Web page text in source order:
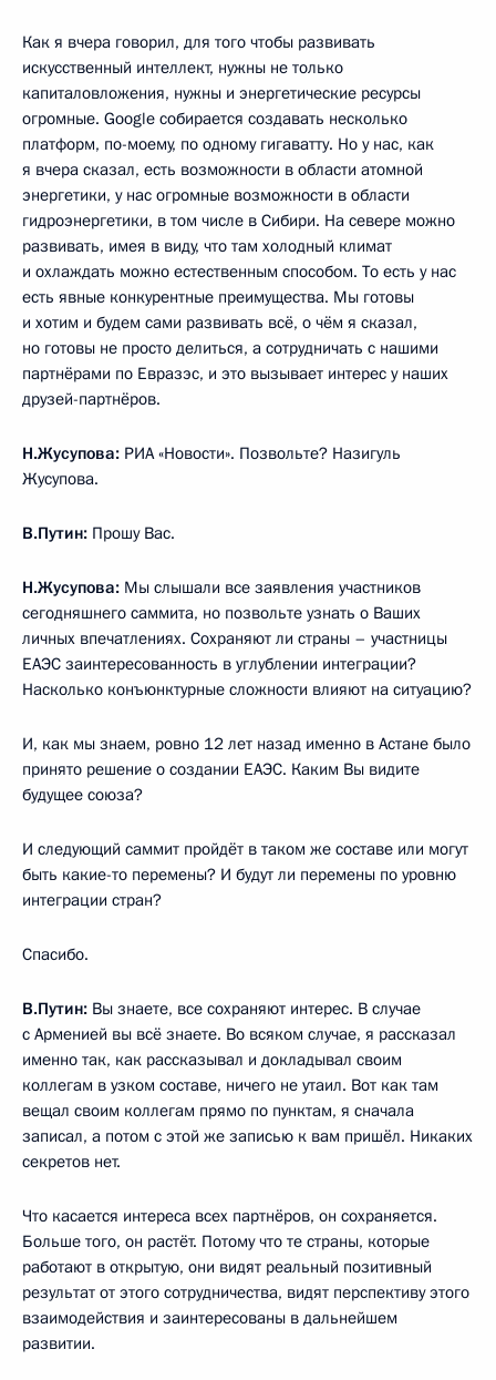
Как я вчера говорил, для того чтобы развивать
искусственный интеллект, нужны не только
капиталовложения, нужны и энергетические ресурсы
огромные. Google собирается создавать несколько
платформ, по-моему, по одному гигаватту. Но у нас, как
я вчера сказал, есть возможности в области атомной
энергетики, у нас огромные возможности в области
гидроэнергетики, в том числе в Сибири. На севере можно
развивать, имея в виду, что там холодный климат
и охлаждать можно естественным способом. То есть у нас
есть явные конкурентные преимущества. Мы готовы
и хотим и будем сами развивать всё, о чём я сказал,
но готовы не просто делиться, а сотрудничать с нашими
партнёрами по Евразэс, и это вызывает интерес у наших
друзей-партнёров.
Н.Жусупова: РИА «Новости». Позвольте? Назигуль
Жусупова.
В.Путин: Прошу Вас.
Н.Жусупова: Мы слышали все заявления участников
сегодняшнего саммита, но позвольте узнать о Ваших
личных впечатлениях. Сохраняют ли страны – участницы
ЕАЭС заинтересованность в углублении интеграции?
Насколько конъюнктурные сложности влияют на ситуацию?
И, как мы знаем, ровно 12 лет назад именно в Астане было
принято решение о создании ЕАЭС. Каким Вы видите
будущее союза?
И следующий саммит пройдёт в таком же составе или могут
быть какие-то перемены? И будут ли перемены по уровню
интеграции стран?
Спасибо.
В.Путин: Вы знаете, все сохраняют интерес. В случае
с Арменией вы всё знаете. Во всяком случае, я рассказал
именно так, как рассказывал и докладывал своим
коллегам в узком составе, ничего не утаил. Вот как там
вещал своим коллегам прямо по пунктам, я сначала
записал, а потом с этой же записью к вам пришёл. Никаких
секретов нет.
Что касается интереса всех партнёров, он сохраняется.
Больше того, он растёт. Потому что те страны, которые
работают в открытую, они видят реальный позитивный
результат от этого сотрудничества, видят перспективу этого
взаимодействия и заинтересованы в дальнейшем
развитии.